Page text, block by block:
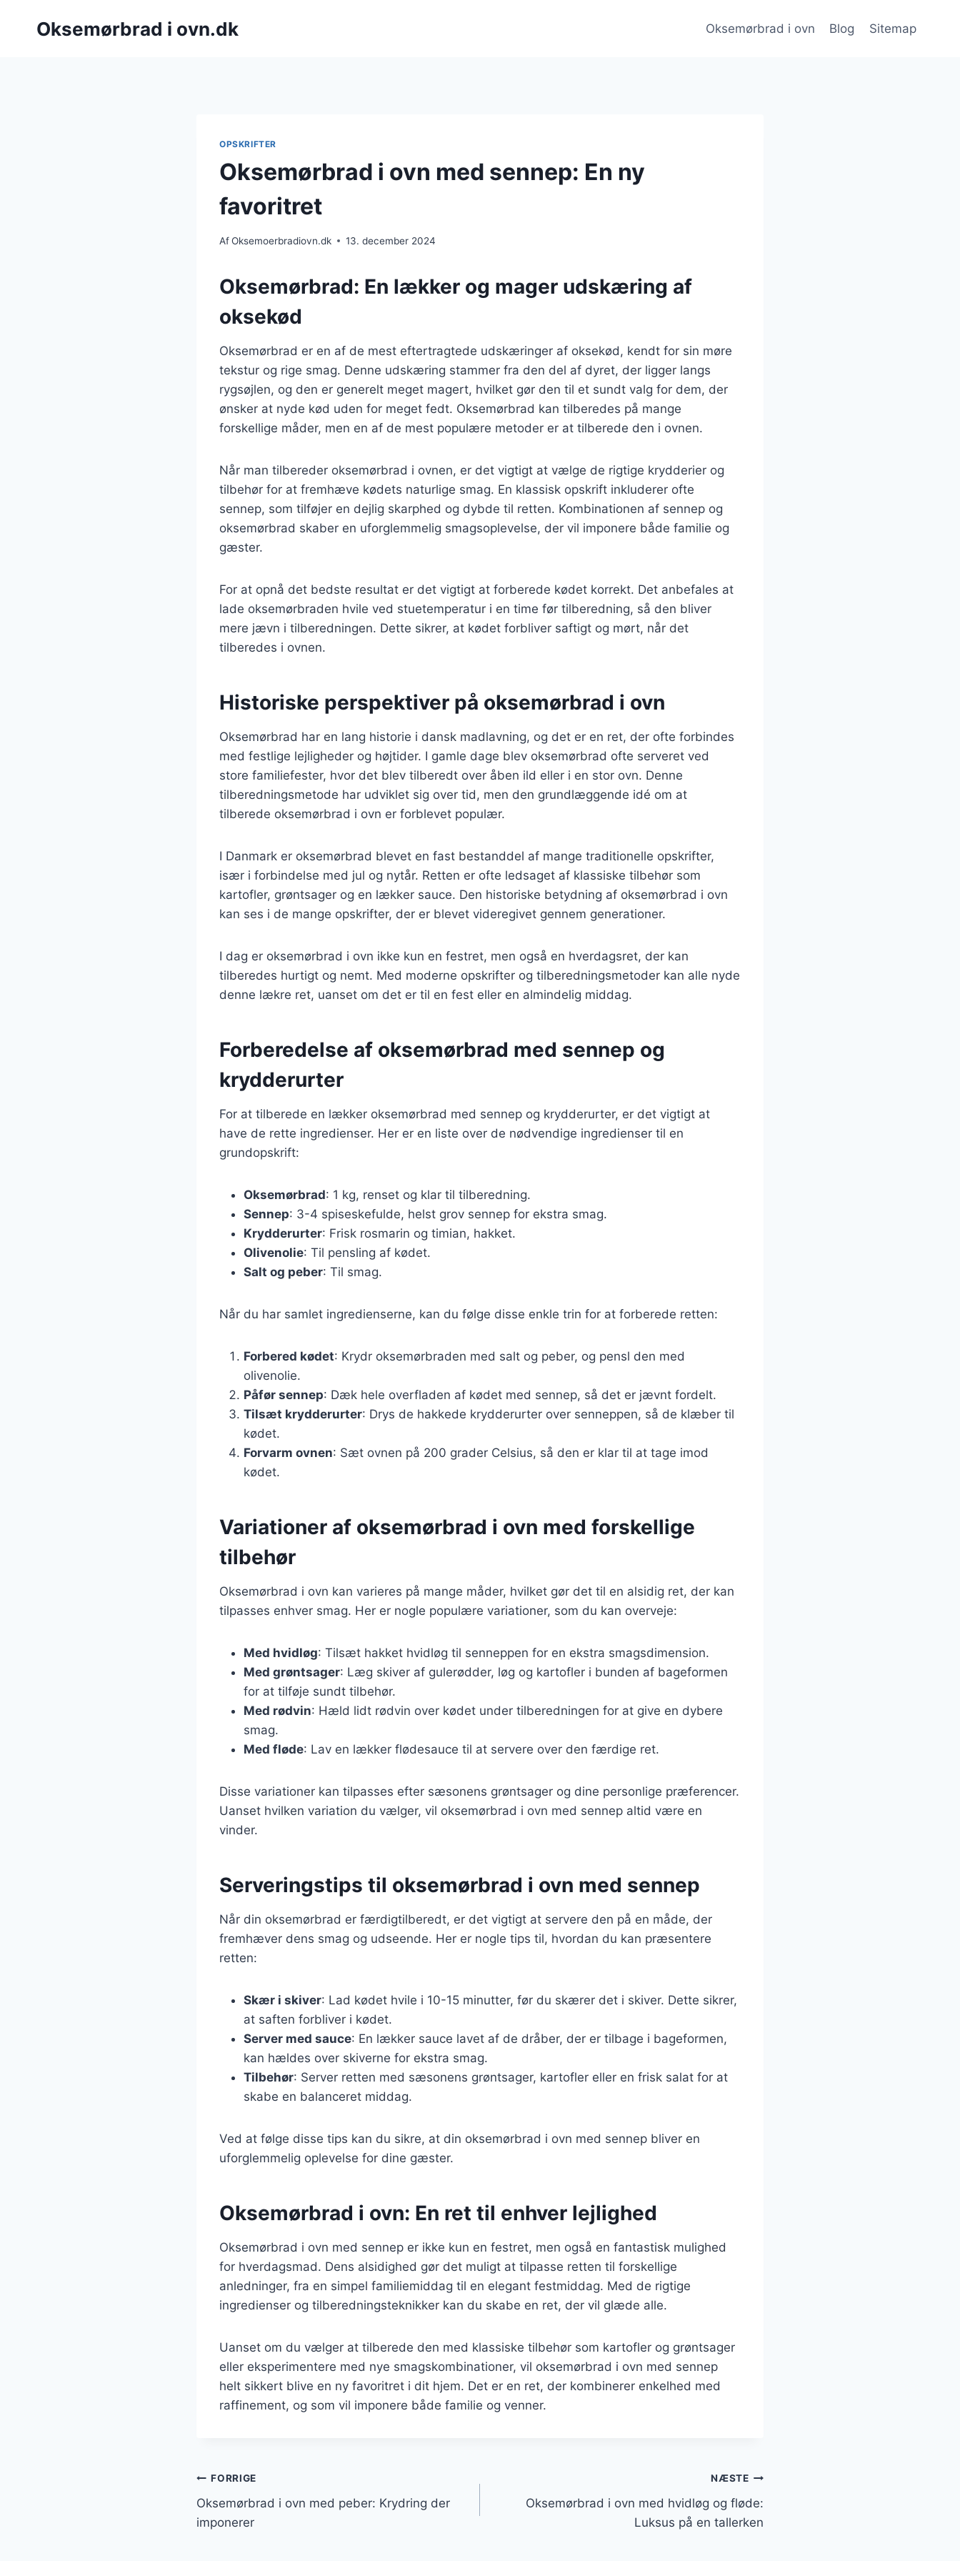
Oksemørbrad i ovn.dk Oksemørbrad i ovn Blog Sitemap
OPSKRIFTER
Oksemørbrad i ovn med sennep: En ny
favoritret
AfOksemoerbradiovn.dk 13. december 2024
Oksemørbrad: En lækker og mager udskæring af
oksekød
Oksemørbrad er en af de mest eftertragtede udskæringer af oksekød, kendt for sin møre
tekstur og rige smag. Denne udskæring stammer fra den del af dyret, der ligger langs
rygsøjlen, og den er generelt meget magert, hvilket gør den til et sundt valg for dem, der
ønsker at nyde kød uden for meget fedt. Oksemørbrad kan tilberedes på mange
forskellige måder, men en af de mest populære metoder er at tilberede den i ovnen.
Når man tilbereder oksemørbrad i ovnen, er det vigtigt at vælge de rigtige krydderier og
tilbehør for at fremhæve kødets naturlige smag. En klassisk opskrift inkluderer ofte
sennep, som tilføjer en dejlig skarphed og dybde til retten. Kombinationen af sennep og
oksemørbrad skaber en uforglemmelig smagsoplevelse, der vil imponere både familie og
gæster.
For at opnå det bedste resultat er det vigtigt at forberede kødet korrekt. Det anbefales at
lade oksemørbraden hvile ved stuetemperatur i en time før tilberedning, så den bliver
mere jævn i tilberedningen. Dette sikrer, at kødet forbliver saftigt og mørt, når det
tilberedes i ovnen.
Historiske perspektiver på oksemørbrad i ovn
Oksemørbrad har en lang historie i dansk madlavning, og det er en ret, der ofte forbindes
med festlige lejligheder og højtider. I gamle dage blev oksemørbrad ofte serveret ved
store familiefester, hvor det blev tilberedt over åben ild eller i en stor ovn. Denne
tilberedningsmetode har udviklet sig over tid, men den grundlæggende idé om at
tilberede oksemørbrad i ovn er forblevet populær.
I Danmark er oksemørbrad blevet en fast bestanddel af mange traditionelle opskrifter,
især i forbindelse med jul og nytår. Retten er ofte ledsaget af klassiske tilbehør som
kartofler, grøntsager og en lækker sauce. Den historiske betydning af oksemørbrad i ovn
kan ses i de mange opskrifter, der er blevet videregivet gennem generationer.
I dag er oksemørbrad i ovn ikke kun en festret, men også en hverdagsret, der kan
tilberedes hurtigt og nemt. Med moderne opskrifter og tilberedningsmetoder kan alle nyde
denne lækre ret, uanset om det er til en fest eller en almindelig middag.
Forberedelse af oksemørbrad med sennep og
krydderurter
For at tilberede en lækker oksemørbrad med sennep og krydderurter, er det vigtigt at
have de rette ingredienser. Her er en liste over de nødvendige ingredienser til en
grundopskrift:
Oksemørbrad: 1 kg, renset og klar til tilberedning.
Sennep: 3-4 spiseskefulde, helst grov sennep for ekstra smag.
Krydderurter: Frisk rosmarin og timian, hakket.
Olivenolie: Til pensling af kødet.
Salt og peber: Til smag.
Når du har samlet ingredienserne, kan du følge disse enkle trin for at forberede retten:
Forbered kødet: Krydr oksemørbraden med salt og peber, og pensl den med
olivenolie.
Påfør sennep: Dæk hele overfladen af kødet med sennep, så det er jævnt fordelt.
Tilsæt krydderurter: Drys de hakkede krydderurter over senneppen, så de klæber til
kødet.
Forvarm ovnen: Sæt ovnen på 200 grader Celsius, så den er klar til at tage imod
kødet.
Variationer af oksemørbrad i ovn med forskellige
tilbehør
Oksemørbrad i ovn kan varieres på mange måder, hvilket gør det til en alsidig ret, der kan
tilpasses enhver smag. Her er nogle populære variationer, som du kan overveje:
Med hvidløg: Tilsæt hakket hvidløg til senneppen for en ekstra smagsdimension.
Med grøntsager: Læg skiver af gulerødder, løg og kartofler i bunden af bageformen
for at tilføje sundt tilbehør.
Med rødvin: Hæld lidt rødvin over kødet under tilberedningen for at give en dybere
smag.
Med fløde: Lav en lækker flødesauce til at servere over den færdige ret.
Disse variationer kan tilpasses efter sæsonens grøntsager og dine personlige præferencer.
Uanset hvilken variation du vælger, vil oksemørbrad i ovn med sennep altid være en
vinder.
Serveringstips til oksemørbrad i ovn med sennep
Når din oksemørbrad er færdigtilberedt, er det vigtigt at servere den på en måde, der
fremhæver dens smag og udseende. Her er nogle tips til, hvordan du kan præsentere
retten:
Skær i skiver: Lad kødet hvile i 10-15 minutter, før du skærer det i skiver. Dette sikrer,
at saften forbliver i kødet.
Server med sauce: En lækker sauce lavet af de dråber, der er tilbage i bageformen,
kan hældes over skiverne for ekstra smag.
Tilbehør: Server retten med sæsonens grøntsager, kartofler eller en frisk salat for at
skabe en balanceret middag.
Ved at følge disse tips kan du sikre, at din oksemørbrad i ovn med sennep bliver en
uforglemmelig oplevelse for dine gæster.
Oksemørbrad i ovn: En ret til enhver lejlighed
Oksemørbrad i ovn med sennep er ikke kun en festret, men også en fantastisk mulighed
for hverdagsmad. Dens alsidighed gør det muligt at tilpasse retten til forskellige
anledninger, fra en simpel familiemiddag til en elegant festmiddag. Med de rigtige
ingredienser og tilberedningsteknikker kan du skabe en ret, der vil glæde alle.
Uanset om du vælger at tilberede den med klassiske tilbehør som kartofler og grøntsager
eller eksperimentere med nye smagskombinationer, vil oksemørbrad i ovn med sennep
helt sikkert blive en ny favoritret i dit hjem. Det er en ret, der kombinerer enkelhed med
raffinement, og som vil imponere både familie og venner.
Indlægsnavigation
FORRIGE
Oksemørbrad i ovn med peber: Krydring der
imponerer
NÆSTE
Oksemørbrad i ovn med hvidløg og fløde:
Luksus på en tallerken